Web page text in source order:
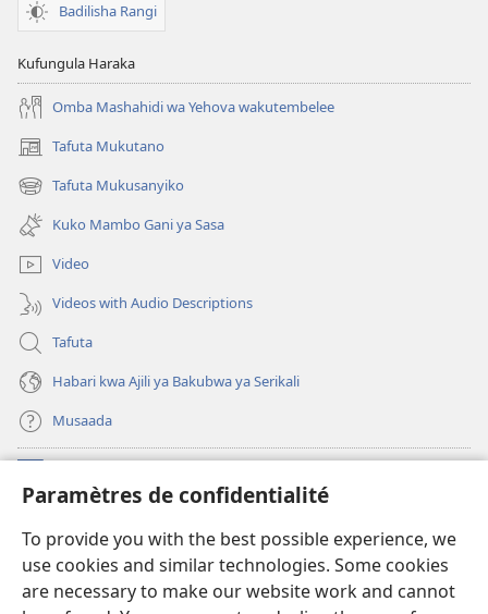
Paramètres de confidentialité
To provide you with the best possible experience, we
use cookies and similar technologies. Some cookies
are necessary to make our website work and cannot
Badilisha Rangi
Kufungula Haraka
Omba Mashahidi wa Yehova wakutembelee
Tafuta Mukutano
(opens
new
window)
Tafuta Mukusanyiko
(opens
new
window)
Kuko Mambo Gani ya Sasa
Video
Videos with Audio Descriptions
Tafuta
Habari kwa Ajili ya Bakubwa ya Serikali
Musaada
(opens
new
Maktaba ku Enternete
(opens
new
window)JW Hub
(opens